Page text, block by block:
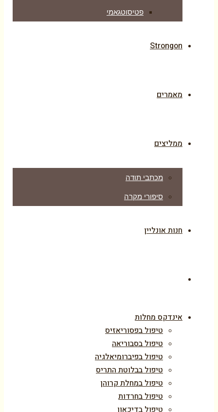
פטיסוטגאמי
Strongon
מאמרים
ממליצים
מכתבי תודה
סיפורי מקרה
חנות אונליין
אינדקס מחלות
טיפול בפסוריאזיס
טיפול בסבוריאה
טיפול בפיברומיאלגיה
טיפול בבלוטת התריס
טיפול במחלת קרוהן
טיפול בחרדות
טיפול בדיכאון